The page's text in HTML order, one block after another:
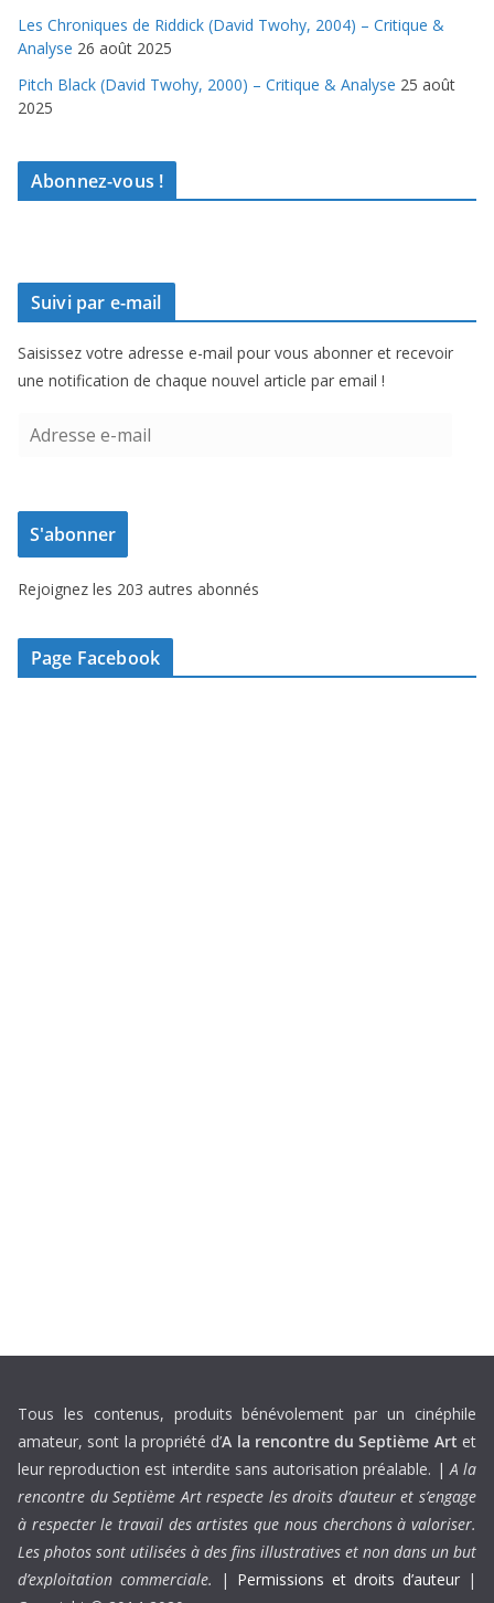
Les Chroniques de Riddick (David Twohy, 2004) – Critique &
Analyse 26 août 2025
Pitch Black (David Twohy, 2000) – Critique & Analyse 25 août
2025
Abonnez-vous !
Suivi par e-mail
Saisissez votre adresse e-mail pour vous abonner et recevoir
une notification de chaque nouvel article par email !
e
s
e
-
m
S'abonner
Rejoignez les 203 autres abonnés
Page Facebook
Tous les contenus, produits bénévolement par un cinéphile
amateur, sont la propriété d’A la rencontre du Septième Art et
leur reproduction est interdite sans autorisation préalable. |A la
rencontre du Septième Art respecte les droits d’auteur et s’engage
à respecter le travail des artistes que nous cherchons à valoriser.
Les photos sont utilisées à des fins illustratives et non dans un but
d’exploitation commerciale.
| Permissions et droits d’auteur |